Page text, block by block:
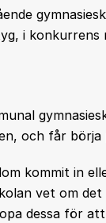
i konkurrens
och får
kommit in
vet om
dessa för